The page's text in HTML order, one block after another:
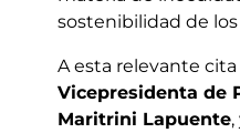
sostenibilidad de
A esta relevante
Vicepresidenta de
Maritrini Lapuente,